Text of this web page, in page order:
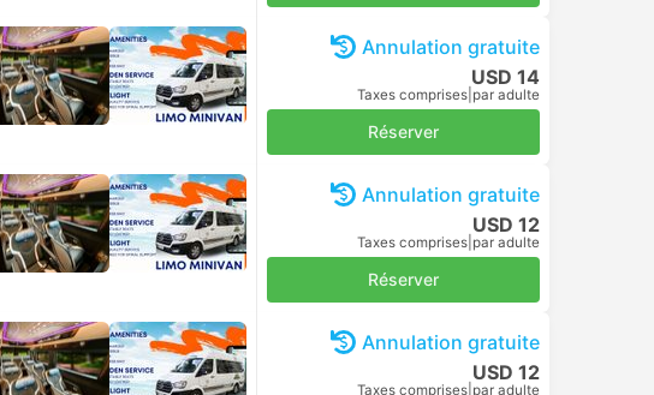
Annulation gratuite
USD 14
Taxes comprises par adulte
Réserver
Annulation gratuite
USD 12
Taxes comprises par adulte
Réserver
Annulation gratuite
USD 12
Taxes comprises par adulte